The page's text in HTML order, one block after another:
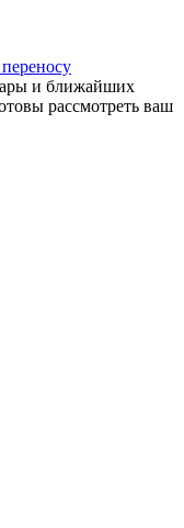
и ближайших
рассмотреть ваш